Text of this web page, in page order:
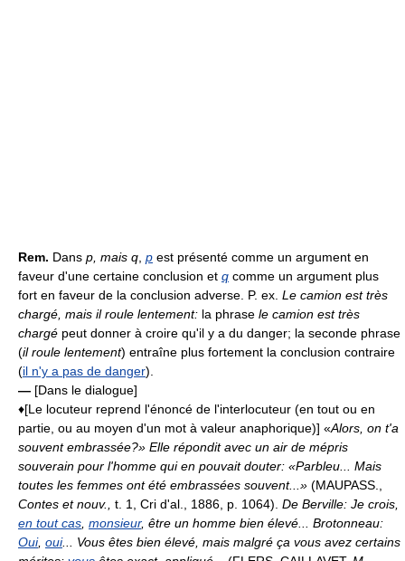
Rem. Dans p, mais q p est présenté comme un argument en
faveur d'une certaine conclusion et q comme un argument plus
fort en faveur de la conclusion adverse. P. ex. Le camion est très
chargé, mais il roule lentement: la phrase le camion est très
chargé peut donner à croire qu'il y a du danger; la seconde phrase
(il roule lentement) entraîne plus fortement la conclusion contraire
(il n'y a pas de danger).
— [Dans le dialogue]
♦[Le locuteur reprend l'énoncé de l'interlocuteur (en tout ou en
partie, ou au moyen d'un mot à valeur anaphorique)] «Alors, on t'a
souvent embrassée?» Elle répondit avec un air de mépris
souverain pour l'homme qui en pouvait douter: «Parbleu... Mais
toutes les femmes ont été embrassées souvent...» (MAUPASS.,
Contes et nouv., t. 1, Cri d'al., 1886, p. 1064). De Berville: Je crois,
en tout cas monsieur, être un homme bien élevé... Brotonneau:
Oui, oui... Vous êtes bien élevé, mais malgré ça vous avez certains